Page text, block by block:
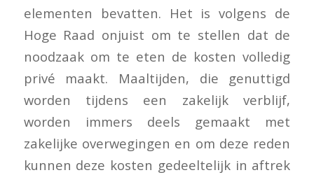
elementen bevatten. Het is volgens de
Hoge Raad onjuist om te stellen dat de
noodzaak om te eten de kosten volledig
privé maakt. Maaltijden, die genuttigd
worden tijdens een zakelijk verblijf,
worden immers deels gemaakt met
zakelijke overwegingen en om deze reden
kunnen deze kosten gedeeltelijk in aftrek